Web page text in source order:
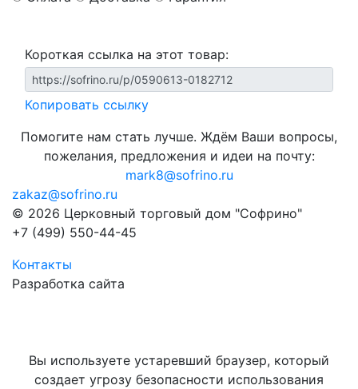
Короткая ссылка на этот товар:
Копировать ссылку
Помогите нам стать лучше. Ждём Ваши вопросы,
пожелания, предложения и идеи на почту:
mark8@sofrino.ru
zakaz@sofrino.ru
© 2026 Церковный торговый дом "Софрино"
+7 (499) 550-44-45
Контакты
Разработка сайта
Вы используете устаревший браузер, который
создает угрозу безопасности использования